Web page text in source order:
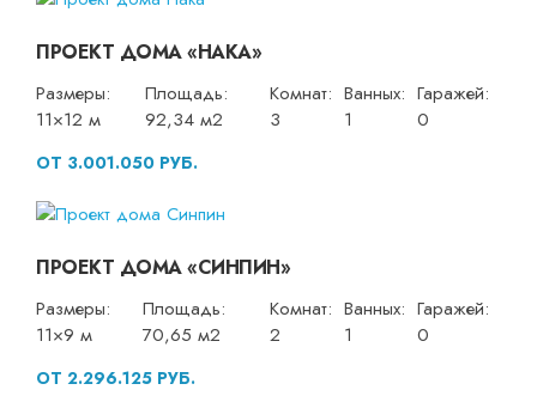
ПРОЕКТ ДОМА «НАКА»
Размеры:
11×12 м
Площадь:
92,34 м2
Комнат:
3
Ванных:
1
Гаражей:
0
ОТ 3.001.050 РУБ.
ПРОЕКТ ДОМА «СИНПИН»
Размеры:
11×9 м
Площадь:
70,65 м2
Комнат:
2
Ванных:
1
Гаражей:
0
ОТ 2.296.125 РУБ.